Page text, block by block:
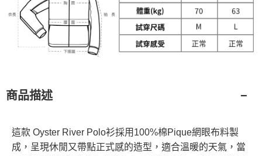
商品描述
這款 Oyster River Polo衫採用100%棉Pique網眼布料製
成，呈現休閒又帶點正式感的造型，適合溫暖的天氣，當